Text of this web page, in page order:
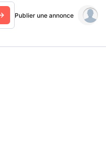
Publier une annonce